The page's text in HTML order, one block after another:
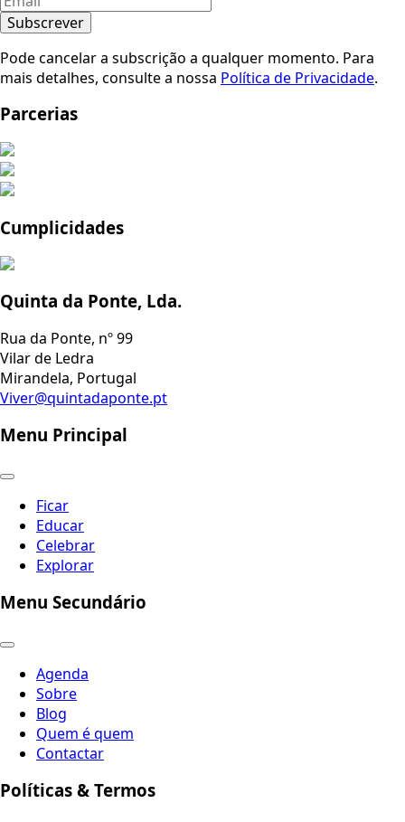
Subscrever
Pode cancelar a subscrição a qualquer momento. Para
mais detalhes, consulte a nossa Política de Privacidade.
Parcerias
Cumplicidades
Quinta da Ponte, Lda.
Rua da Ponte, nº 99
Vilar de Ledra
Mirandela, Portugal
Viver@quintadaponte.pt
Menu Principal
Ficar
Educar
Celebrar
Explorar
Menu Secundário
Agenda
Sobre
Blog
Quem é quem
Contactar
Políticas & Termos